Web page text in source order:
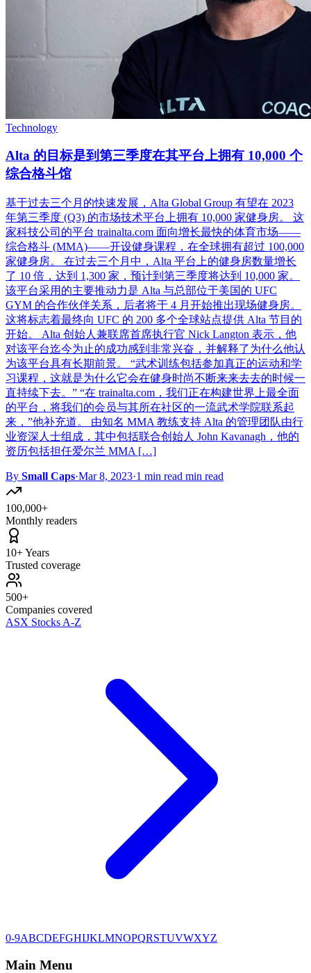
Technology
Alta 的目标是到第三季度在其平台上拥有 10,000 个
综合格斗馆
基于过去三个月的快速发展，Alta Global Group 有望在 2023
年第三季度 (Q3) 的市场技术平台上拥有 10,000 家健身房。 这
家科技公司的平台 trainalta.com 面向增长最快的体育市场——
综合格斗 (MMA)——开设健身课程，在全球拥有超过 100,000
家健身房。 在过去三个月中，Alta 平台上的健身房数量增长
了 10 倍，达到 1,300 家，预计到第三季度将达到 10,000 家。
该平台采用的主要推动力是 Alta 与总部位于美国的 UFC
GYM 的合作伙伴关系，后者将于 4 月开始推出现场健身房。
这将标志着最终向 UFC 的 200 多个全球站点提供 Alta 节目的
开始。 Alta 创始人兼联席首席执行官 Nick Langton 表示，他
对该平台迄今为止的成功感到非常兴奋，并解释了为什么他认
为该平台具有长期前景。 “武术训练包括参加真正的运动和学
习课程，这就是为什么它会在健身时尚不断来来去去的时候一
直持续下去。” “在 trainalta.com，我们正在构建世界上最全面
的平台，将我们的会员与其所在社区的一流武术学院联系起
来，”他补充道。 由知名 MMA 教练支持 Alta 的管理团队由行
业资深人士组成，其中包括联合创始人 John Kavanagh，他的
资历包括担任爱尔兰 MMA […]
By Small Caps·Mar 8, 2023·1 min read min read
100,000+
Monthly readers
10+ Years
Trusted coverage
500+
Companies covered
ASX Stocks A-Z
0-9ABCDEFGHIJKLMNOPQRSTUVWXYZ
Main Menu